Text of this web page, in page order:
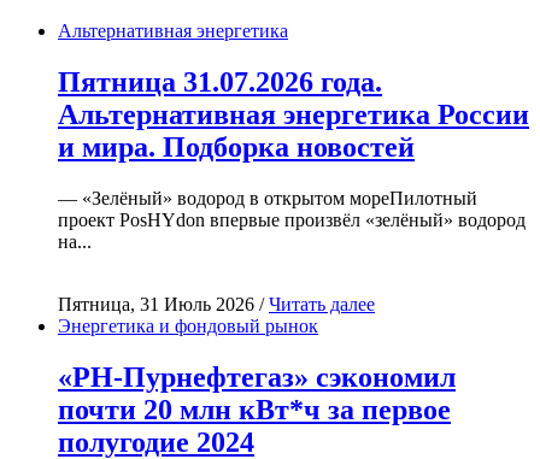
Альтернативная энергетика
Пятница 31.07.2026 года.
Альтернативная энергетика России
и мира. Подборка новостей
— «Зелёный» водород в открытом мореПилотный
проект PosHYdon впервые произвёл «зелёный» водород
на...
Пятница, 31 Июль 2026 /Читать далее
Энергетика и фондовый рынок
«РН-Пурнефтегаз» сэкономил
почти 20 млн кВт*ч за первое
полугодие 2024